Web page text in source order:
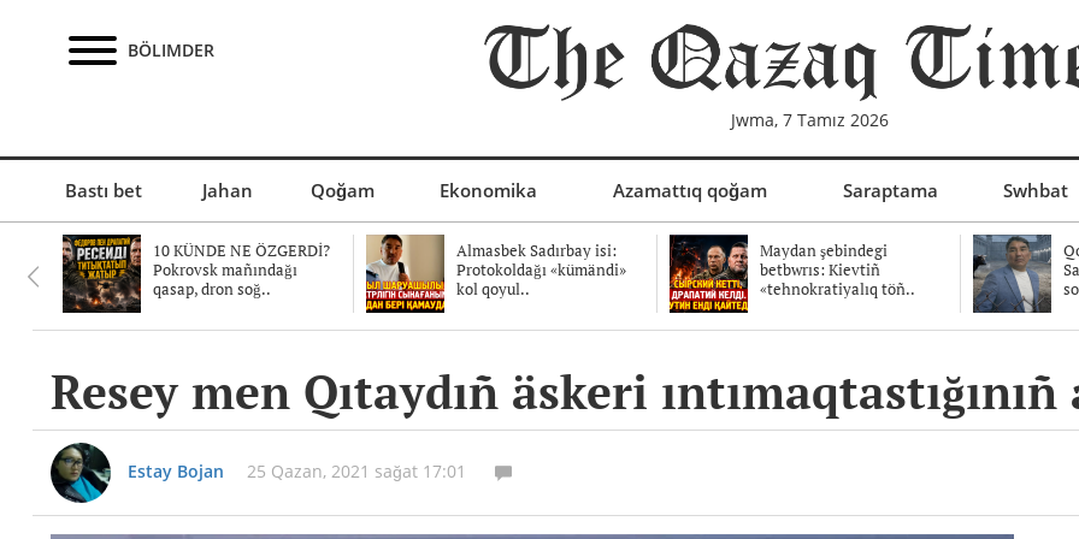
BÖLIMDER
Jwma, 7 Tamız 2026
Bastı bet Jahan Qoğam Ekonomika Azamattıq qoğam Saraptama Swhbat
10 KÜNDE NE ÖZGERDİ?
Pokrovsk mañındağı
qasap, dron soğ..
Almasbek Sadırbay isi:
Protokoldağı «kümändi»
kol qoyul..
Maydan şebindegi
betbwrıs: Kievtiñ
«tehnokratiyalıq töñ..
Resey men Qıtaydıñ äskeri
Estay Bojan 25 Qazan, 2021 sağat 17:01